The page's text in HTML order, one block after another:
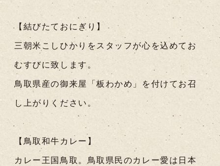
【結びたておにぎり】
三朝米こしひかりをスタッフが心を込めてお
むすびに致します。
鳥取県産の御来屋「板わかめ」を付けてお召
し上がりください。
【鳥取和牛カレー】
カレー王国鳥取。鳥取県民のカレー愛は日本